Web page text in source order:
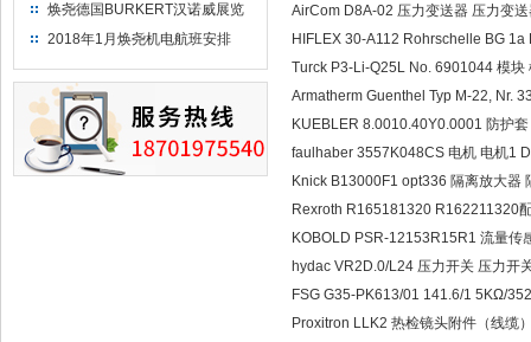
焕尧德国BURKERT汉诺威展览
（2018）
2018年1月焕尧机电航班安排
AirCom D8A-02 压力变送器 压力变
HIFLEX 30-A112 Rohrschelle BG
Turck P3-Li-Q25L No. 6901044 模
Armatherm Guenthel Typ M-22, Nr.
KUEBLER 8.0010.40Y0.0001 防护
faulhaber 3557K048CS 电机 电机1
Knick B13000F1 opt336 隔离放大器
Rexroth R165181320 R162211320
KOBOLD PSR-12153R15R1 流量
hydac VR2D.0/L24 压力开关 压力开
FSG G35-PK613/01 141.6/1 5KΩ/
Proxitron LLK2 热检镜头附件（线缆